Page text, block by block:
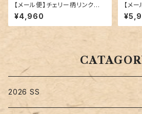
【メール便】チェリー柄リンクル
ルームウエア／roomwear116
¥4,960
【メ
レデ
スト
2026 SS